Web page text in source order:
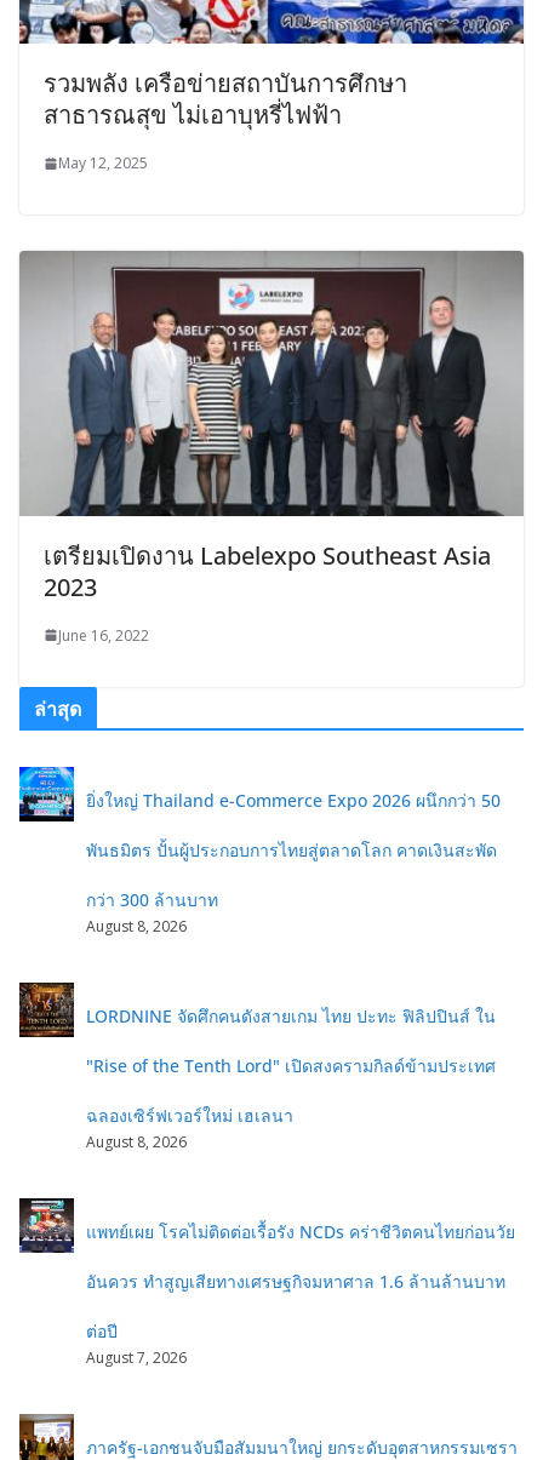
รวมพลัง เครือข่ายสถาบันการศึกษา
สาธารณสุข ไม่เอาบุหรี่ไฟฟ้า
May 12, 2025
เตรียมเปิดงาน Labelexpo Southeast Asia
2023
June 16, 2022
ล่าสุด
ยิ่งใหญ่ Thailand e-Commerce Expo 2026 ผนึกกว่า 50
พันธมิตร ปั้นผู้ประกอบการไทยสู่ตลาดโลก คาดเงินสะพัด
กว่า 300 ล้านบาท
August 8, 2026
LORDNINE จัดศึกคนดังสายเกม ไทย ปะทะ ฟิลิปปินส์ ใน
"Rise of the Tenth Lord" เปิดสงครามกิลด์ข้ามประเทศ
ฉลองเซิร์ฟเวอร์ใหม่ เฮเลนา
August 8, 2026
แพทย์เผย โรคไม่ติดต่อเรื้อรัง NCDs คร่าชีวิตคนไทยก่อนวัย
อันควร ทำสูญเสียทางเศรษฐกิจมหาศาล 1.6 ล้านล้านบาท
ต่อปี
August 7, 2026
ภาครัฐ-เอกชนจับมือสัมมนาใหญ่ ยกระดับอุตสาหกรรมเซรา